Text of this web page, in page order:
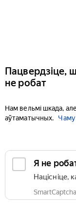
Пацвердзіце,
не робат
Нам вельмі шкада,
аўтаматычных.
Чаму
Я не
Націсніце,